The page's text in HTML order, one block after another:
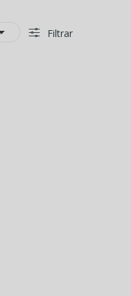
Filtrar